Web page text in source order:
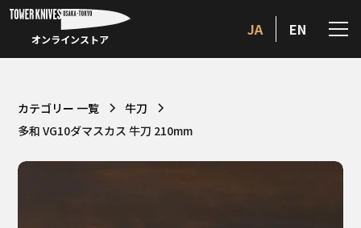
オンラインストア
JA EN
カテゴリー 一覧
牛刀
多和 VG10ダマスカス 牛刀 210mm